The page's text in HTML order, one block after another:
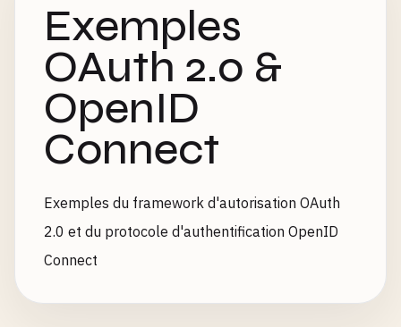
Exemples
OAuth 2.0 &
OpenID
Connect
Exemples du framework d'autorisation OAuth
2.0 et du protocole d'authentification OpenID
Connect